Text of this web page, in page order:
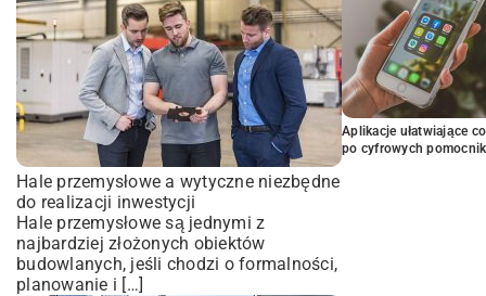
Hale przemysłowe a wytyczne niezbędne
do realizacji inwestycji
Hale przemysłowe są jednymi z
najbardziej złożonych obiektów
budowlanych, jeśli chodzi o formalności,
planowanie i […]
Aplikacje ułatwiające
po cyfrowych